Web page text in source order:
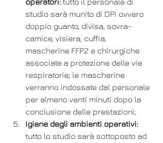
studio sarà munito di DPI ovvero
doppio guanto, divisa, sovra-
camice, visiera, cuffia,
mascherine FFP2 e chirurgiche
associate a protezione delle vie
respiratorie; le mascherine
verranno indossate dal personale
per almeno venti minuti dopo la
conclusione delle prestazioni;
Igiene degli ambienti operativi:
tutto lo studio sarà sottoposto ad